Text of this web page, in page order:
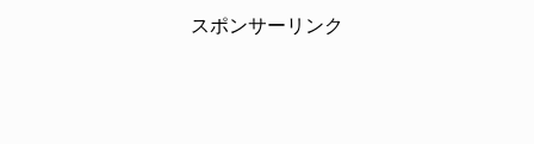
スポンサーリンク